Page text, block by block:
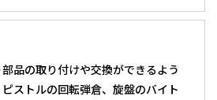
品の取り付けや交換ができるよう
ストルの回転弾倉、旋盤のバイト